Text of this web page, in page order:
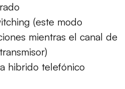
(este modo
mientras el canal de
hibrido telefónico